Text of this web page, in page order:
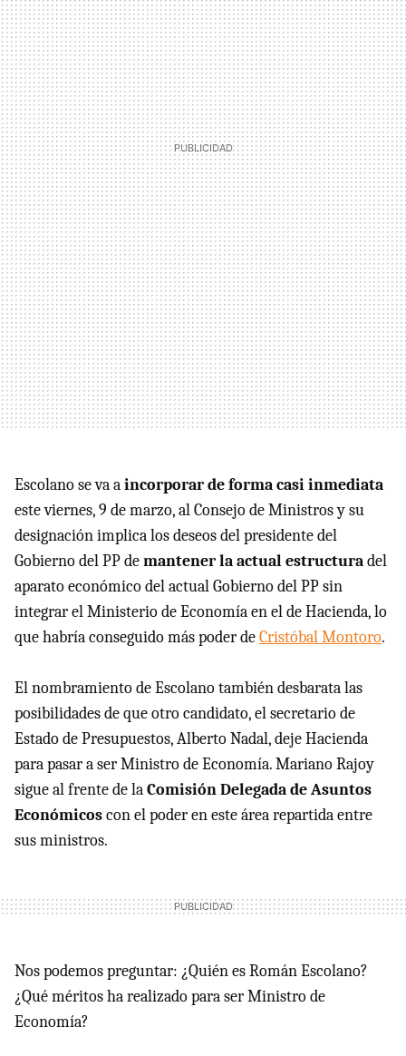
Escolano se va aincorporar de forma casi inmediata
este viernes, 9 de marzo, al Consejo de Ministros y su
designación implica los deseos del presidente del
Gobierno del PP demantener la actual estructuradel
aparato económico del actual Gobierno del PP sin
integrar el Ministerio de Economía en el de Hacienda, lo
que habría conseguido más poder deCristóbal Montoro.
El nombramiento de Escolano también desbarata las
posibilidades de que otro candidato, el secretario de
Estado de Presupuestos, Alberto Nadal, deje Hacienda
para pasar a ser Ministro de Economía. Mariano Rajoy
sigue al frente de laComisión Delegada de Asuntos
Económicoscon el poder en este área repartida entre
sus ministros.
Nos podemos preguntar: ¿Quién es Román Escolano?
¿Qué méritos ha realizado para ser Ministro de
Economía?